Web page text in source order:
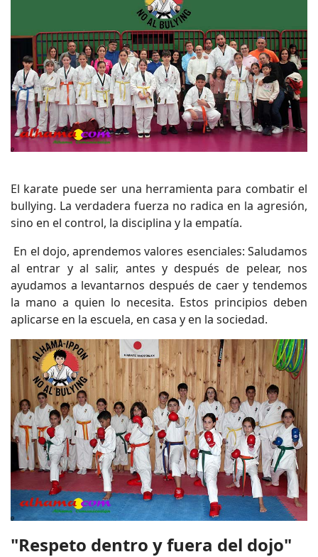
El karate puede ser una herramienta para combatir el
bullying. La verdadera fuerza no radica en la agresión,
sino en el control, la disciplina y la empatía.
En el dojo, aprendemos valores esenciales: Saludamos
al entrar y al salir, antes y después de pelear, nos
ayudamos a levantarnos después de caer y tendemos
la mano a quien lo necesita. Estos principios deben
aplicarse en la escuela, en casa y en la sociedad.
"Respeto dentro y fuera del dojo"